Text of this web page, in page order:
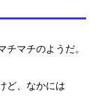
チマチのようだ。
ど、なかには